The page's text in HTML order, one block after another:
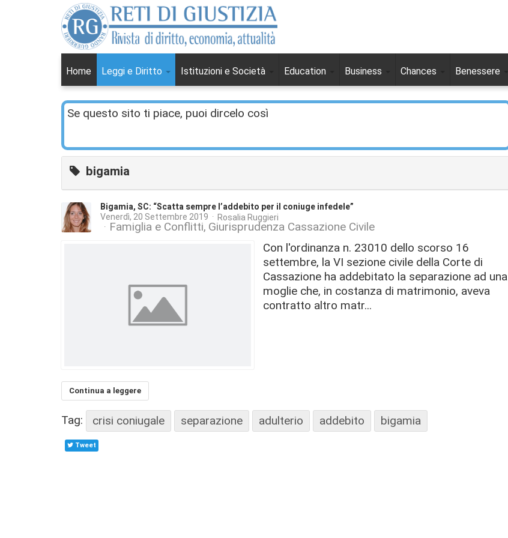
Home Leggi e Diritto Istituzioni e Società Education Business Chances Benessere
Se questo sito ti piace, puoi dircelo così
bigamia
Bigamia, SC: “Scatta sempre l’addebito per il coniuge infedele”
Venerdì, 20 Settembre 2019 Rosalia Ruggieri
Famiglia e Conflitti Giurisprudenza Cassazione Civile
Con l'ordinanza n. 23010 dello scorso 16
settembre, la VI sezione civile della Corte di
Cassazione ha addebitato la separazione ad una
moglie che, in costanza di matrimonio, aveva
contratto altro matr...
Continua a leggere
Tag: crisi coniugale separazione adulterio addebito bigamia
Tweet